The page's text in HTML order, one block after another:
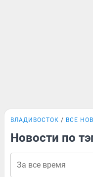
ВЛАДИВОСТОК ВСЕ
Новости по